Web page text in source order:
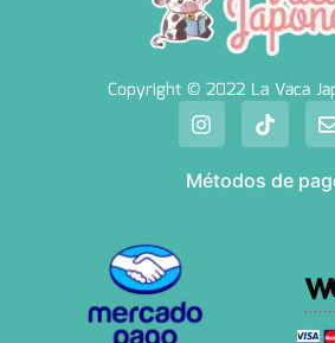
Copyright © 2022 La Vaca
Métodos de